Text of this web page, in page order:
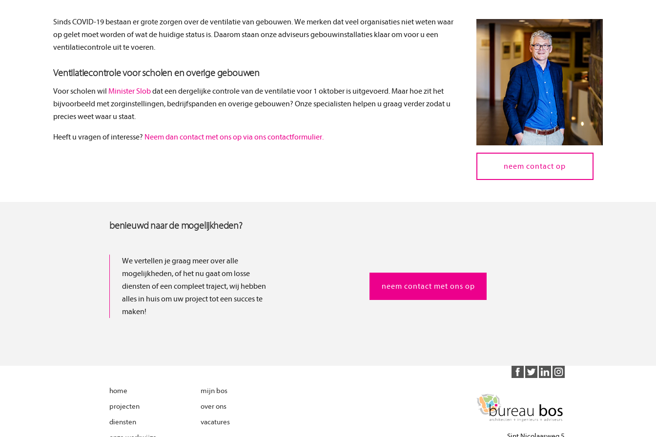
begeleiding
advies beheer en onderhoud
samen een huisvestingsconcept
Sinds COVID-19 bestaan er grote zorgen over de ventilatie van gebouwen. We merken dat veel organisaties niet weten waar
op gelet moet worden of wat de huidige status is. Daarom staan onze adviseurs gebouwinstallaties klaar om voor u een
ventilatiecontrole uit te voeren.
Ventilatiecontrole voor scholen en overige gebouwen
Voor scholen wil Minister Slobdat een dergelijke controle van de ventilatie voor 1 oktober is uitgevoerd. Maar hoe zit het
bijvoorbeeld met zorginstellingen, bedrijfspanden en overige gebouwen? Onze specialisten helpen u graag verder zodat u
precies weet waar u staat.
Heeft u vragen of interesse? Neem dan contact met ons op via ons contactformulier.
neem contact op
benieuwd naar de mogelijkheden?
We vertellen je graag meer over alle
mogelijkheden, of het nu gaat om losse
diensten of een compleet traject, wij hebben
alles in huis om uw project tot een succes te
maken!
neem contact met ons op
home
projecten
diensten
mijn bos
over ons
vacatures